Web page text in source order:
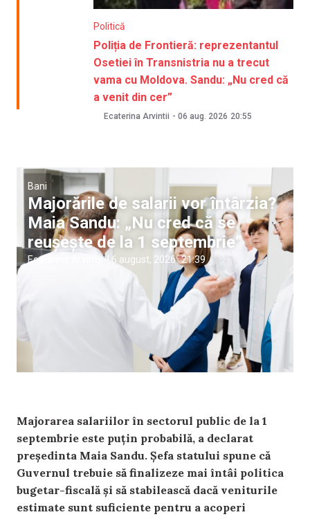
Politică
Poliția de Frontieră: reprezentantul
Osetiei în Transnistria nu a trecut
vama cu Moldova. Sandu: „Nu cred că
a venit din cer”
Ecaterina Arvintii - 06 aug. 2026 20:55
Bani
Majorările de salarii vor întârzia?
Maia Sandu: „Nu cred că se
reușește de la 1 septembrie”
Ecaterina Arvintii 6 august, 2026 21:39
Majorarea salariilor în sectorul public de la 1
septembrie este puțin probabilă, a declarat
președinta Maia Sandu. Șefa statului spune că
Guvernul trebuie să finalizeze mai întâi politica
bugetar-fiscală și să stabilească dacă veniturile
estimate sunt suficiente pentru a acoperi